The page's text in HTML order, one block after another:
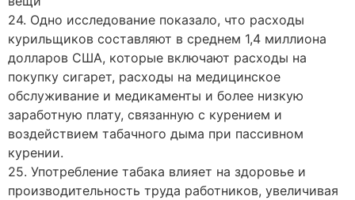
24. Одно исследование показало, что расходы
курильщиков составляют в среднем 1,4 миллиона
долларов США, которые включают расходы на
покупку сигарет, расходы на медицинское
обслуживание и медикаменты и более низкую
заработную плату, связанную с курением и
воздействием табачного дыма при пассивном
курении.
25. Употребление табака влияет на здоровье и
производительность труда работников, увеличивая